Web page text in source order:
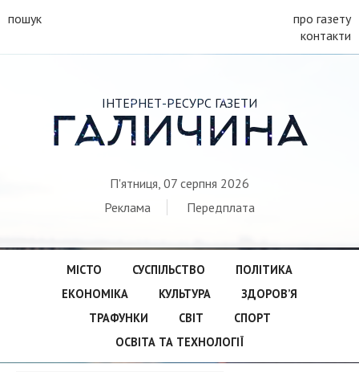
пошук
про газету
контакти
ІНТЕРНЕТ-РЕСУРС ГАЗЕТИ
ГАЛИЧИНА
П'ятниця, 07 серпня 2026
Реклама
Передплата
МІСТО СУСПІЛЬСТВО
ПОЛІТИКА
ЕКОНОМІКА
КУЛЬТУРА
ЗДОРОВ’Я
ТРАФУНКИ
СВІТ
СПОРТ
ОСВІТА ТА ТЕХНОЛОГІЇ